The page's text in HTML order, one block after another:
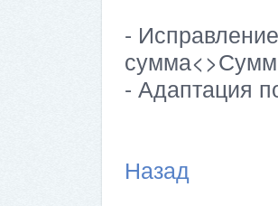
-
- Адаптация
Назад